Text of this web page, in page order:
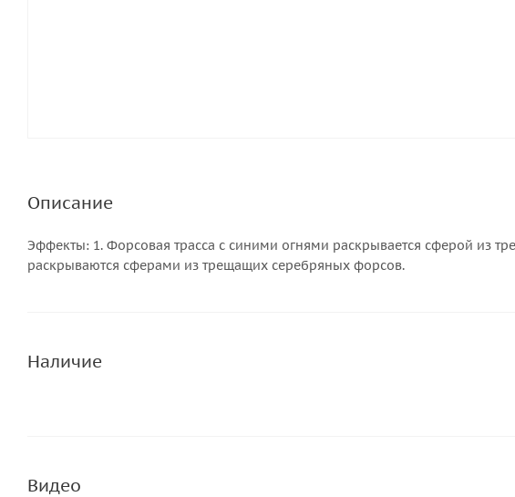
Описание
Эффекты: 1. Форсовая трасса с синими огнями раскрывается сферой из
раскрываются сферами из трещащих серебряных форсов.
Наличие
Видео